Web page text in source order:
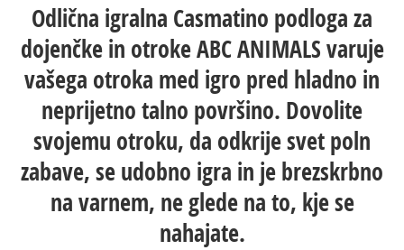
Odlična igralna Casmatino podloga za
dojenčke in otroke ABC ANIMALS varuje
vašega otroka med igro pred hladno in
neprijetno talno površino. Dovolite
svojemu otroku, da odkrije svet poln
zabave, se udobno igra in je brezskrbno
na varnem, ne glede na to, kje se
nahajate.